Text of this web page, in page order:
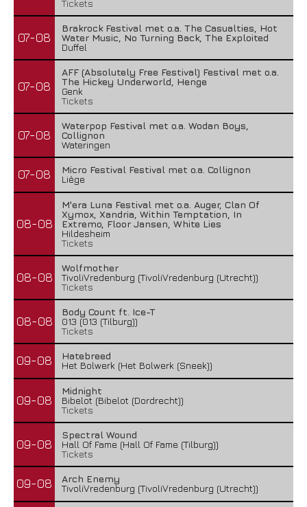
Tickets
07-08
Brakrock Festival met o.a. The Casualties, Hot
Water Music, No Turning Back, The Exploited
Duffel
07-08
AFF (Absolutely Free Festival) Festival met o.a.
The Hickey Underworld, Henge
Genk
Tickets
07-08
Waterpop Festival met o.a. Wodan Boys,
Collignon
Wateringen
07-08
Micro Festival Festival met o.a. Collignon
Liège
08-08
M'era Luna Festival met o.a. Auger, Clan Of
Xymox, Xandria, Within Temptation, In
Extremo, Floor Jansen, White Lies
Hildesheim
Tickets
08-08
Wolfmother
TivoliVredenburg (TivoliVredenburg (Utrecht))
Tickets
08-08
Body Count ft. Ice-T
013 (013 (Tilburg))
Tickets
09-08
Hatebreed
Het Bolwerk (Het Bolwerk (Sneek))
09-08
Midnight
Bibelot (Bibelot (Dordrecht))
Tickets
09-08
Spectral Wound
Hall Of Fame (Hall Of Fame (Tilburg))
Tickets
09-08
Arch Enemy
TivoliVredenburg (TivoliVredenburg (Utrecht))